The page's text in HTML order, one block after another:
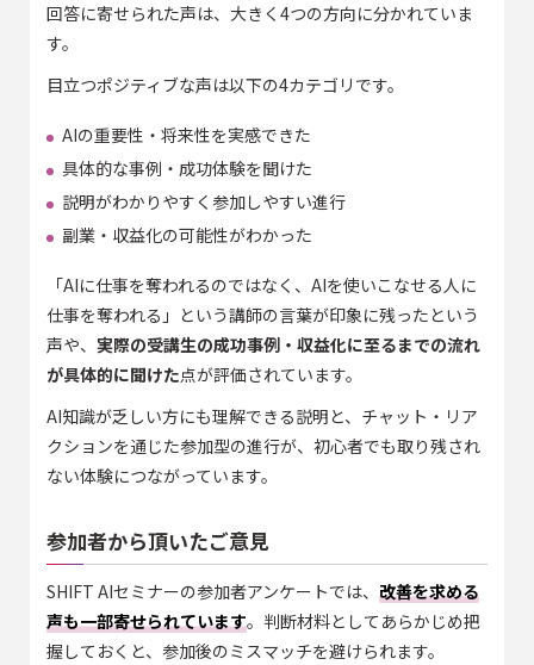
回答に寄せられた声は、大きく4つの方向に分かれていま
す。
目立つポジティブな声は以下の4カテゴリです。
AIの重要性・将来性を実感できた
具体的な事例・成功体験を聞けた
説明がわかりやすく参加しやすい進行
副業・収益化の可能性がわかった
「AIに仕事を奪われるのではなく、AIを使いこなせる人に
仕事を奪われる」という講師の言葉が印象に残ったという
声や、 実際の受講生の成功事例・収益化に至るまでの流れ
が具体的に聞けた点が評価されています。
AI知識が乏しい方にも理解できる説明と、チャット・リア
クションを通じた参加型の進行が、初心者でも取り残され
ない体験につながっています。
参加者から頂いたご意見
SHIFT AIセミナーの参加者アンケートでは、 改善を求める
声も一部寄せられています。判断材料としてあらかじめ把
握しておくと、参加後のミスマッチを避けられます。